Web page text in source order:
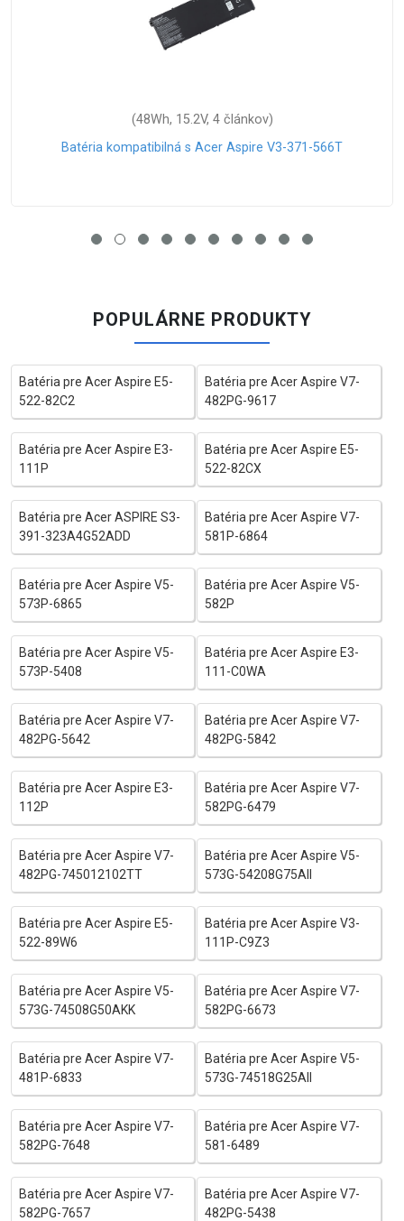
(48Wh, 15.2V, 4 článkov)
kompatibilná s Acer Aspire V3-371-566T
POPULÁRNE PRODUKTY
Batéria pre Acer Aspire E5-
522-82C2
Batéria pre Acer Aspire V7-
482PG-9617
Batéria pre Acer Aspire E3-
111P
Batéria pre Acer Aspire E5-
522-82CX
Batéria pre Acer ASPIRE S3-
391-323A4G52ADD
Batéria pre Acer Aspire V7-
581P-6864
Batéria pre Acer Aspire V5-
573P-6865
Batéria pre Acer Aspire V5-
582P
Batéria pre Acer Aspire V5-
573P-5408
Batéria pre Acer Aspire E3-
111-C0WA
Batéria pre Acer Aspire V7-
482PG-5642
Batéria pre Acer Aspire V7-
482PG-5842
Batéria pre Acer Aspire E3-
112P
Batéria pre Acer Aspire V7-
582PG-6479
Batéria pre Acer Aspire V7-
482PG-745012102TT
Batéria pre Acer Aspire V5-
573G-54208G75AII
Batéria pre Acer Aspire E5-
522-89W6
Batéria pre Acer Aspire V3-
111P-C9Z3
Batéria pre Acer Aspire V5-
573G-74508G50AKK
Batéria pre Acer Aspire V7-
582PG-6673
Batéria pre Acer Aspire V7-
481P-6833
Batéria pre Acer Aspire V5-
573G-74518G25AII
Batéria pre Acer Aspire V7-
582PG-7648
Batéria pre Acer Aspire V7-
581-6489
Batéria pre Acer Aspire V7-
582PG-7657
Batéria pre Acer Aspire V7-
482PG-5438